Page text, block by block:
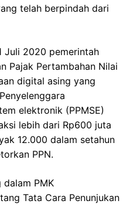
telah berpindah dari
Juli 2020 pemerintah
Pajak Pertambahan Nilai
digital asing yang
elektronik (PPMSE)
lebih dari Rp600 juta
12.000 dalam setahun
PPN.
PMK
Tata Cara Penunjukan